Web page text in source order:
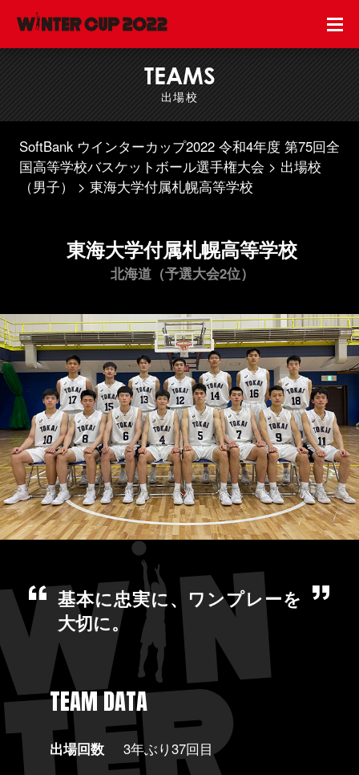
TEAMS
出場校
SoftBank ウインターカップ2022 令和4年度 第75回全
国高等学校バスケットボール選手権大会
出場校
（男子）
東海大学付属札幌高等学校
東海大学付属札幌高等学校
北海道（予選大会2位）
基本に忠実に、ワンプレーを
大切に。
TEAM DATA
出場回数
3年ぶり37回目